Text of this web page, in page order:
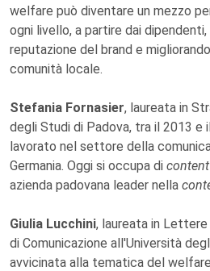
welfare può diventare un mezzo
ogni livello, a partire dai
reputazione del brand e
comunità locale.
Stefania Fornasier, laureata in
degli Studi di Padova, tra il 2013 e
lavorato nel settore della
Germania. Oggi si occupa di
azienda padovana leader nella
Giulia Lucchini, laureata in
di Comunicazione all'Università
avvicinata alla tematica del